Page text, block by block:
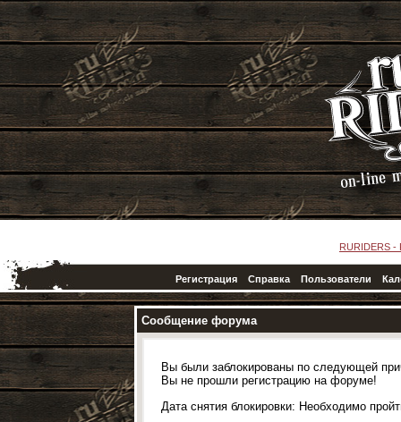
RURIDERS -
Регистрация Справка Пользователи
Сообщение форума
Вы были заблокированы по следующей
Вы не прошли регистрацию на форуме!
Дата снятия блокировки: Необходимо